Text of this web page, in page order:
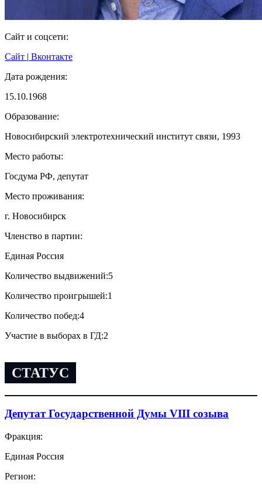
Сайт и соцсети:
Сайт | Вконтакте
Дата рождения:
15.10.1968
Образование:
Новосибирский электротехнический институт связи, 1993
Место работы:
Госдума РФ, депутат
Место проживания:
г. Новосибирск
Членство в партии:
Единая Россия
Количество выдвижений:5
Количество проигрышей:1
Количество побед:4
Участие в выборах в ГД:2
СТАТУС
Депутат Государственной Думы VIII созыва
Фракция:
Единая Россия
Регион: